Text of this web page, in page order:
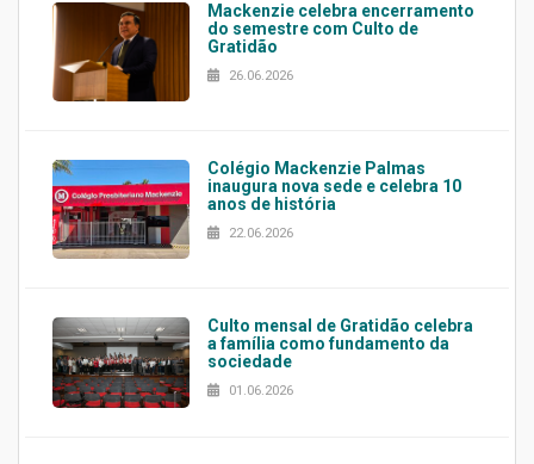
Mackenzie celebra encerramento
do semestre com Culto de
Gratidão
26.06.2026
Colégio Mackenzie Palmas
inaugura nova sede e celebra 10
anos de história
22.06.2026
Culto mensal de Gratidão celebra
a família como fundamento da
sociedade
01.06.2026